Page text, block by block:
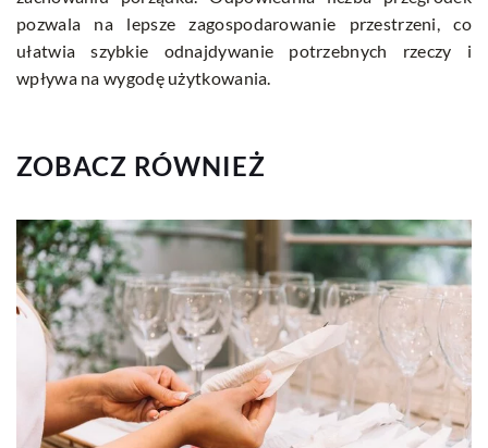
pozwala na lepsze zagospodarowanie przestrzeni, co
ułatwia szybkie odnajdywanie potrzebnych rzeczy i
wpływa na wygodę użytkowania.
ZOBACZ RÓWNIEŻ